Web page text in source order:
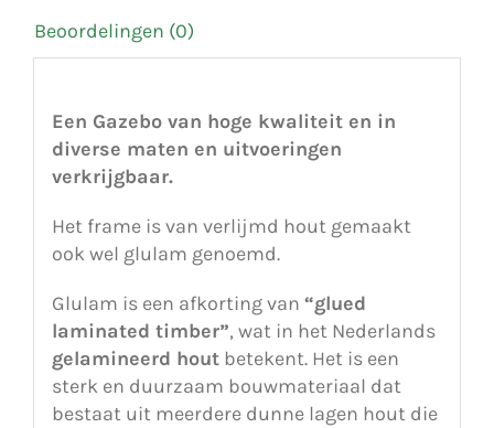
Beoordelingen (0)
Een Gazebo van hoge kwaliteit en in
diverse maten en uitvoeringen
verkrijgbaar.
Het frame is van verlijmd hout gemaakt
ook wel glulam genoemd.
Glulam is een afkorting van “glued
laminated timber”, wat in het Nederlands
gelamineerd houtbetekent. Het is een
sterk en duurzaam bouwmateriaal dat
bestaat uit meerdere dunne lagen hout die